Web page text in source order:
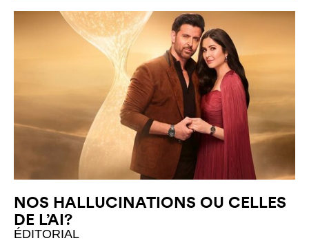
NOS HALLUCINATIONS OU CELLES
DE L’AI?
ÉDITORIAL